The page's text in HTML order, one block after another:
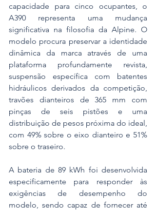
capacidade para cinco ocupantes, o
A390 representa uma mudança
significativa na filosofia da Alpine. O
modelo procura preservar a identidade
dinâmica da marca através de uma
plataforma profundamente revista,
suspensão específica com batentes
hidráulicos derivados da competição,
travões dianteiros de 365 mm com
pinças de seis pistões e uma
distribuição de pesos próxima do ideal,
com 49% sobre o eixo dianteiro e 51%
sobre o traseiro.
A bateria de 89 kWh foi desenvolvida
especificamente para responder às
exigências de desempenho do
modelo, sendo capaz de fornecer até